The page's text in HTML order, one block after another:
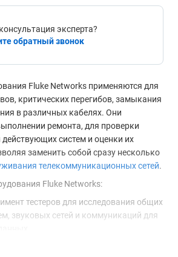
эксперта?
обратный звонок
Fluke Networks применяются для
критических перегибов, замыкания
в различных кабелях. Они
ремонта, для проверки
действующих систем и оценки их
заменить собой сразу несколько
телекоммуникационных сетей.
Fluke Networks:
тестеров для исследования общих
звуковых сетей и коммуникаций для
питание от пальчиковых